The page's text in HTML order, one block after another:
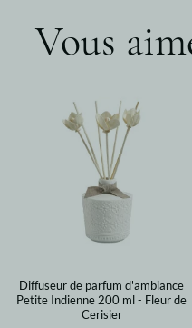
Vous
Diffuseur de parfum d'ambiance
Petite Indienne 200 ml - Fleur de
Cerisier